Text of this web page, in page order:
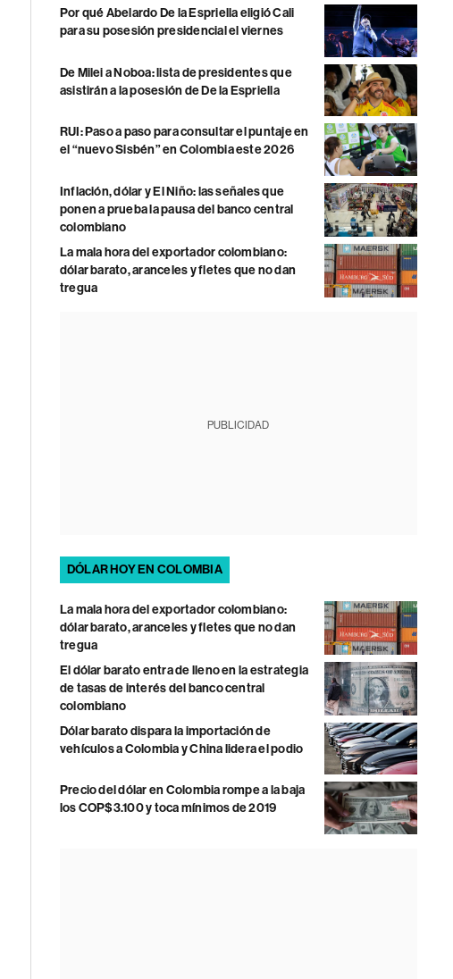
Por qué Abelardo De la Espriella eligió Cali
para su posesión presidencial el viernes
De Milei a Noboa: lista de presidentes que
asistirán a la posesión de De la Espriella
RUI: Paso a paso para consultar el puntaje en
el “nuevo Sisbén” en Colombia este 2026
Inflación, dólar y El Niño: las señales que
ponen a prueba la pausa del banco central
colombiano
La mala hora del exportador colombiano:
dólar barato, aranceles y fletes que no dan
tregua
PUBLICIDAD
DÓLAR HOY EN COLOMBIA
La mala hora del exportador colombiano:
dólar barato, aranceles y fletes que no dan
tregua
El dólar barato entra de lleno en la estrategia
de tasas de interés del banco central
colombiano
Dólar barato dispara la importación de
vehículos a Colombia y China lidera el podio
Precio del dólar en Colombia rompe a la baja
los COP$3.100 y toca mínimos de 2019